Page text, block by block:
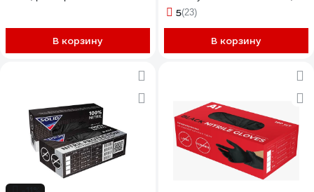
В корзину
размер M, черные, 100 шт (50
5(23)
В корзину